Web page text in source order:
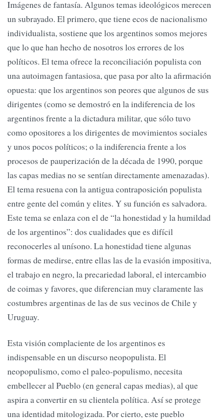
Imágenes de fantasía. Algunos temas ideológicos merecen
un subrayado. El primero, que tiene ecos de nacionalismo
individualista, sostiene que los argentinos somos mejores
que lo que han hecho de nosotros los errores de los
políticos. El tema ofrece la reconciliación populista con
una autoimagen fantasiosa, que pasa por alto la afirmación
opuesta: que los argentinos son peores que algunos de sus
dirigentes (como se demostró en la indiferencia de los
argentinos frente a la dictadura militar, que sólo tuvo
como opositores a los dirigentes de movimientos sociales
y unos pocos políticos; o la indiferencia frente a los
procesos de pauperización de la década de 1990, porque
las capas medias no se sentían directamente amenazadas).
El tema resuena con la antigua contraposición populista
entre gente del común y elites. Y su función es salvadora.
Este tema se enlaza con el de “la honestidad y la humildad
de los argentinos”: dos cualidades que es difícil
reconocerles al unísono. La honestidad tiene algunas
formas de medirse, entre ellas las de la evasión impositiva,
el trabajo en negro, la precariedad laboral, el intercambio
de coimas y favores, que diferencian muy claramente las
costumbres argentinas de las de sus vecinos de Chile y
Uruguay.
Esta visión complaciente de los argentinos es
indispensable en un discurso neopopulista. El
neopopulismo, como el paleo-populismo, necesita
embellecer al Pueblo (en general capas medias), al que
aspira a convertir en su clientela política. Así se protege
una identidad mitologizada. Por cierto, este pueblo